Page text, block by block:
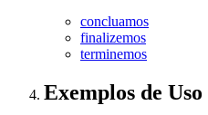
concluamos
finalizemos
terminemos
Exemplos de Uso